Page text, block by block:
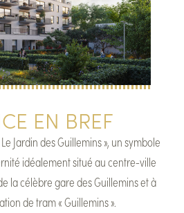
EN BREF
Le JardindesGuillemins», unsymbole
idéalementsituéaucentre-ville
lacélèbregaredesGuilleminsetà
detram«Guillemins».